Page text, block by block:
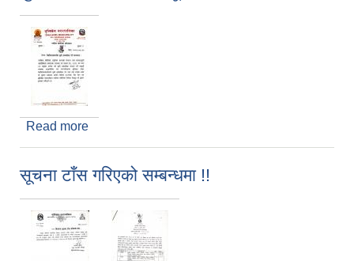
Read more
सूचना टाँस गरिएको सम्बन्धमा !!